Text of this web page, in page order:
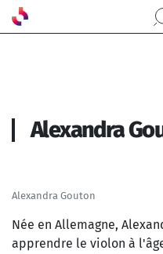
Aller au contenu principal
Alexandra
Alexandra Gouton
Née en Allemagne,
apprendre le violon à